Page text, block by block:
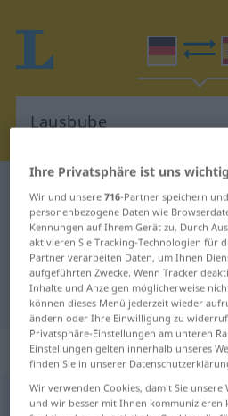
Deutsch-Spanisch
Deutsch-Spanisch
"Lausbube"
"Lausbube"
„Lausbube“:
Lausbubem < Lausbuben;
Ihre Privatsphäre ist uns wichtig
Wir und unsere716-Partner speichern
personenbezogene Daten wie
Kennungen auf Ihrem Gerät zu. Durch
aktivieren Sie Tracking-Technologien für
Partner verarbeiten Daten, um Ihnen
aufgeführten Zwecke. Wenn Tracker
Inhalte und Anzeigen möglicherweise
können dieses Menü jederzeit wieder
ändern oder Ihre Einwilligung zu
Privatsphäre-Einstellungen am unteren
Einstellungen gelten innerhalb unseres
finden Sie in unserer
Wir verwenden Cookies, damit Sie unsere
und wir besser mit Ihnen kommunizieren